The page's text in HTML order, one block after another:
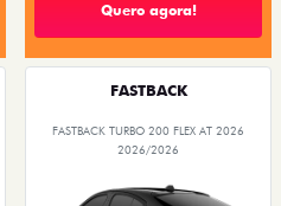
Quero agora!
FASTBACK
FASTBACK TURBO 200 FLEX AT 2026
2026/2026